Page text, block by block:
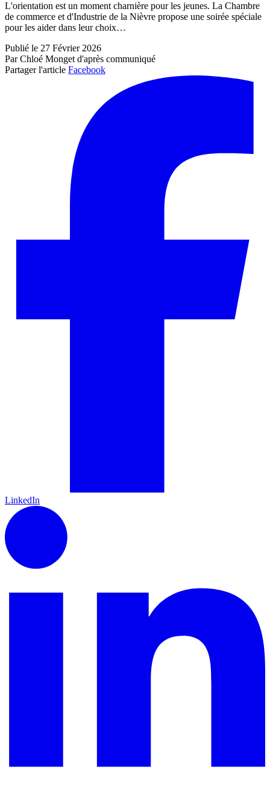
L'orientation est un moment charnière pour les jeunes. La Chambre
de commerce et d'Industrie de la Nièvre propose une soirée spéciale
pour les aider dans leur choix…
Publié le 27 Février 2026
Par Chloé Monget d'après communiqué
Partager l'article Facebook
LinkedIn